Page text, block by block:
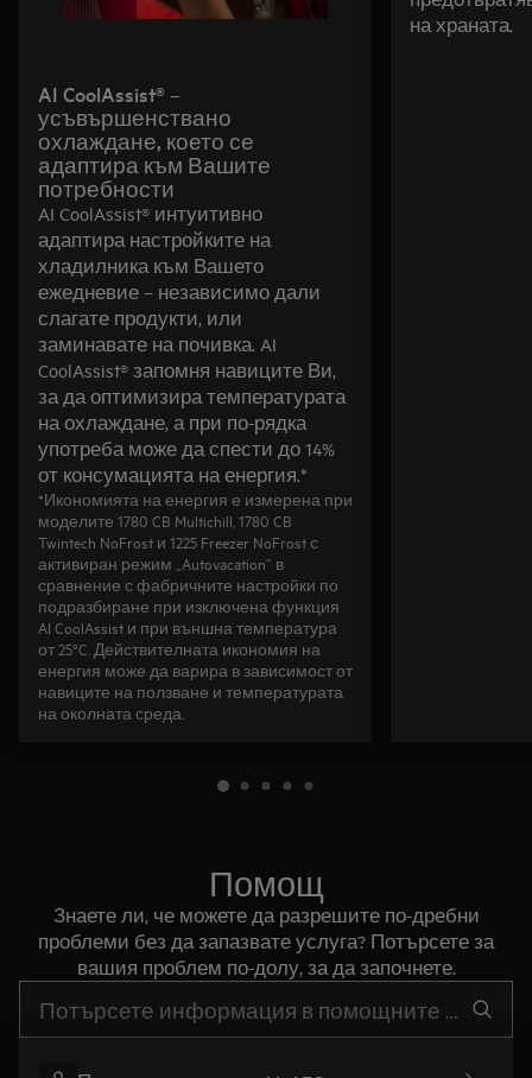
AI CoolAssist® –
усъвършенствано
охлаждане, което се
адаптира към Вашите
потребности
AI CoolAssist® интуитивно
адаптира настройките на
хладилника към Вашето
ежедневие – независимо дали
слагате продукти, или
заминавате на почивка. AI
CoolAssist® запомня навиците Ви,
за да оптимизира температурата
на охлаждане, а при по-рядка
употреба може да спести до 14%
от консумацията на енергия.*
*Икономията на енергия е измерена при
моделите 1780 CB Multichill, 1780 CB
Twintech NoFrost и 1225 Freezer NoFrost с
активиран режим „Autovacation“ в
сравнение с фабричните настройки по
подразбиране при изключена функция
AI CoolAssist и при външна температура
от 25°C. Действителната икономия на
енергия може да варира в зависимост от
навиците на ползване и температурата
на околната среда.
на храната.
Помощ
Знаете ли, че можете да разрешите по-дребни
проблеми без да запазвате услуга? Потърсете за
вашия проблем по-долу, за да започнете.